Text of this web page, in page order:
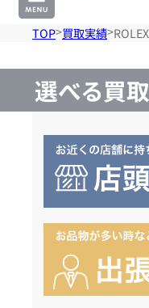
TOP 買取実績
選べる買